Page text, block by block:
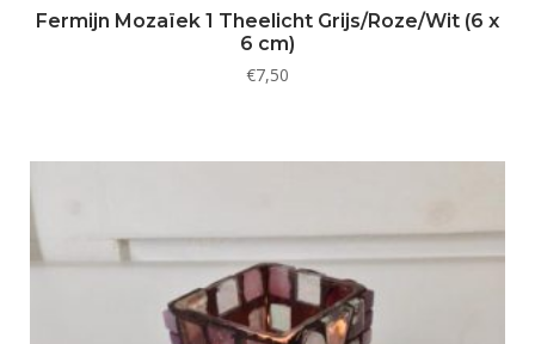
Fermijn Mozaïek 1 Theelicht Grijs/Roze/Wit (6 x
6 cm)
€7,50